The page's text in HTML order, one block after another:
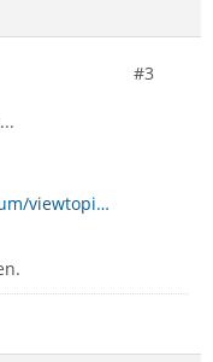
#3
viewtopi…